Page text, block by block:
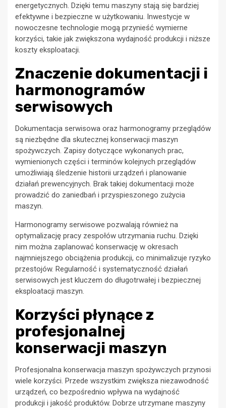
energetycznych. Dzięki temu maszyny stają się bardziej
efektywne i bezpieczne w użytkowaniu. Inwestycje w
nowoczesne technologie mogą przynieść wymierne
korzyści, takie jak zwiększona wydajność produkcji i niższe
koszty eksploatacji.
Znaczenie dokumentacji i
harmonogramów
serwisowych
Dokumentacja serwisowa oraz harmonogramy przeglądów
są niezbędne dla skutecznej konserwacji maszyn
spożywczych. Zapisy dotyczące wykonanych prac,
wymienionych części i terminów kolejnych przeglądów
umożliwiają śledzenie historii urządzeń i planowanie
działań prewencyjnych. Brak takiej dokumentacji może
prowadzić do zaniedbań i przyspieszonego zużycia
maszyn.
Harmonogramy serwisowe pozwalają również na
optymalizację pracy zespołów utrzymania ruchu. Dzięki
nim można zaplanować konserwację w okresach
najmniejszego obciążenia produkcji, co minimalizuje ryzyko
przestojów. Regularność i systematyczność działań
serwisowych jest kluczem do długotrwałej i bezpiecznej
eksploatacji maszyn.
Korzyści płynące z
profesjonalnej
konserwacji maszyn
Profesjonalna konserwacja maszyn spożywczych przynosi
wiele korzyści. Przede wszystkim zwiększa niezawodność
urządzeń, co bezpośrednio wpływa na wydajność
produkcji i jakość produktów. Dobrze utrzymane maszyny